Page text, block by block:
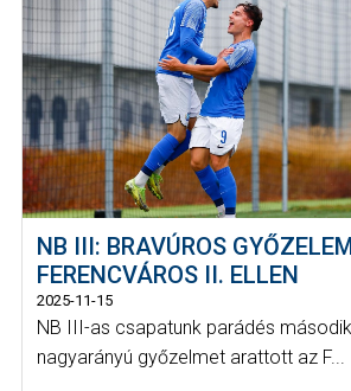
NB III: BRAVÚROS
FERENCVÁROS II. ELLEN
2025-11-15
NB III-as csapatunk parádés
nagyarányú győzelmet arattott az F...